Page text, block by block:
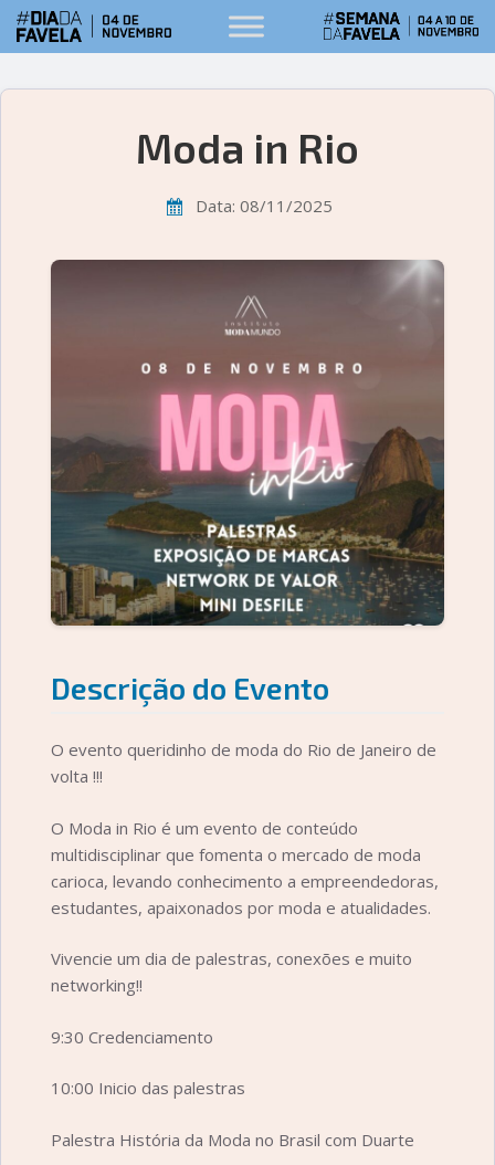
Moda in Rio
Data: 08/11/2025
Descrição do Evento
O evento queridinho de moda do Rio de Janeiro de
volta !!!
O Moda in Rio é um evento de conteúdo
multidisciplinar que fomenta o mercado de moda
carioca, levando conhecimento a empreendedoras,
estudantes, apaixonados por moda e atualidades.
Vivencie um dia de palestras, conexões e muito
networking!!
9:30 Credenciamento
10:00 Inicio das palestras
Palestra História da Moda no Brasil com Duarte